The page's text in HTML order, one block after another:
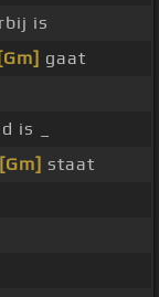
is
[Gm] gaat
is _
[Gm] staat